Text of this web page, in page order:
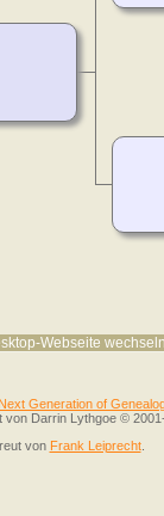
Webseite
Generation of
von Darrin Lythgoe ©
von Frank Leiprecht.